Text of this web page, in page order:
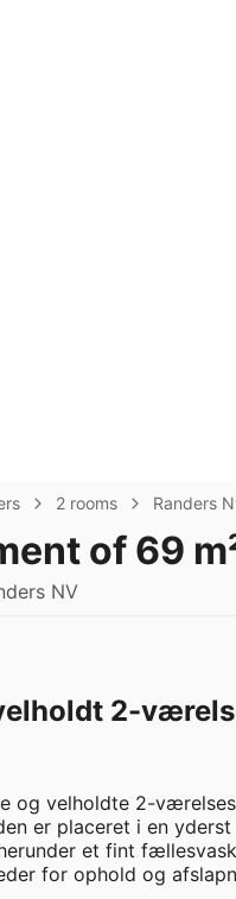
2 rooms Randers
of 69
NV
2-
og velholdte 2-
er placeret i en
et fint
for ophold og